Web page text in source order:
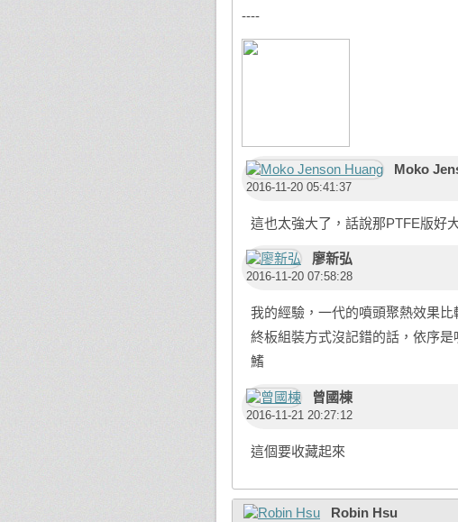
----
Moko
2016-11-20 05:41:37
這也太強大了，話說那PTFE版好
廖新弘
2016-11-20 07:58:28
我的經驗，一代的噴頭聚熱效果
終板組裝方式沒記錯的話，依序
鰭
曾國棟
2016-11-21 20:27:12
這個要收藏起來
Robin Hsu